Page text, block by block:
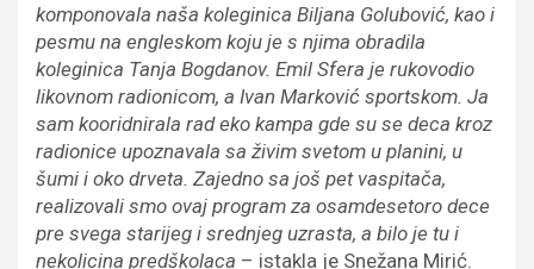
komponovala naša koleginica Biljana Golubović, kao i
pesmu na engleskom koju je s njima obradila
koleginica Tanja Bogdanov. Emil Sfera je rukovodio
likovnom radionicom, a Ivan Marković sportskom. Ja
sam kooridnirala rad eko kampa gde su se deca kroz
radionice upoznavala sa živim svetom u planini, u
šumi i oko drveta. Zajedno sa još pet vaspitača,
realizovali smo ovaj program za osamdesetoro dece
pre svega starijeg i srednjeg uzrasta, a bilo je tu i
nekolicina predškolaca – istakla je Snežana Mirić.